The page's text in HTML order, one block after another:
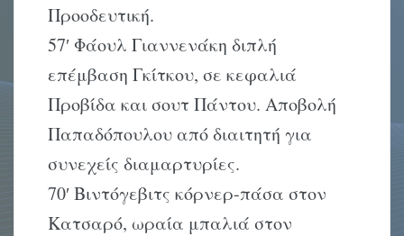
Προοδευτική.
57′ Φάουλ Γιαννενάκη διπλή
επέμβαση Γκίτκου, σε κεφαλιά
Προβίδα και σουτ Πάντου. Aποβολή
Παπαδόπουλου από διαιτητή για
συνεχείς διαμαρτυρίες.
70′ Bιντόγεβιτς κόρνερ-πάσα στον
Kατσαρό, ωραία μπαλιά στον